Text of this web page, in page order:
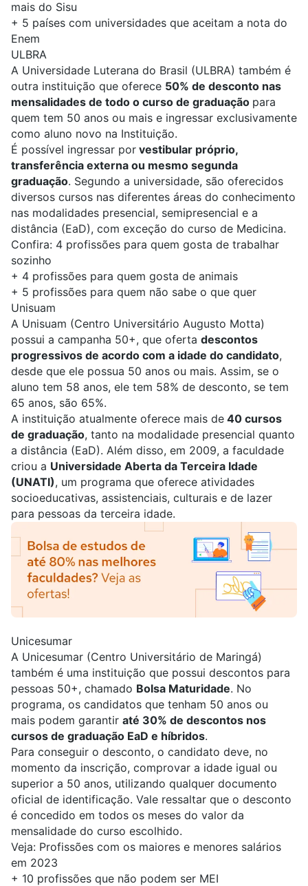
mais do Sisu
+ 5 países com universidades que aceitam a nota do
Enem
ULBRA
A Universidade Luterana do Brasil (ULBRA) também é
outra instituição que oferece 50% de desconto nas
mensalidades de todo o curso de graduação para
quem tem 50 anos ou mais e ingressar exclusivamente
como aluno novo na Instituição.
É possível ingressar por vestibular próprio,
transferência externa ou mesmo segunda
graduação. Segundo a universidade, são oferecidos
diversos cursos nas diferentes áreas do conhecimento
nas modalidades presencial, semipresencial e a
distância (EaD), com exceção do curso de Medicina.
Confira: 4 profissões para quem gosta de trabalhar
sozinho
+ 4 profissões para quem gosta de animais
+ 5 profissões para quem não sabe o que quer
Unisuam
A Unisuam (Centro Universitário Augusto Motta)
possui a campanha 50+, que oferta descontos
progressivos de acordo com a idade do candidato,
desde que ele possua 50 anos ou mais. Assim, se o
aluno tem 58 anos, ele tem 58% de desconto, se tem
65 anos, são 65%.
A instituição atualmente oferece mais de 40 cursos
de graduação, tanto na modalidade presencial quanto
a distância (EaD). Além disso, em 2009, a faculdade
criou a Universidade Aberta da Terceira Idade
(UNATI), um programa que oferece atividades
socioeducativas, assistenciais, culturais e de lazer
para pessoas da terceira idade.
Unicesumar
A Unicesumar (Centro Universitário de Maringá)
também é uma instituição que possui descontos para
pessoas 50+, chamado Bolsa Maturidade. No
programa, os candidatos que tenham 50 anos ou
mais podem garantir até 30% de descontos nos
cursos de graduação EaD e híbridos.
Para conseguir o desconto, o candidato deve, no
momento da inscrição, comprovar a idade igual ou
superior a 50 anos, utilizando qualquer documento
oficial de identificação. Vale ressaltar que o desconto
é concedido em todos os meses do valor da
mensalidade do curso escolhido.
Veja: Profissões com os maiores e menores salários
em 2023
+ 10 profissões que não podem ser MEI